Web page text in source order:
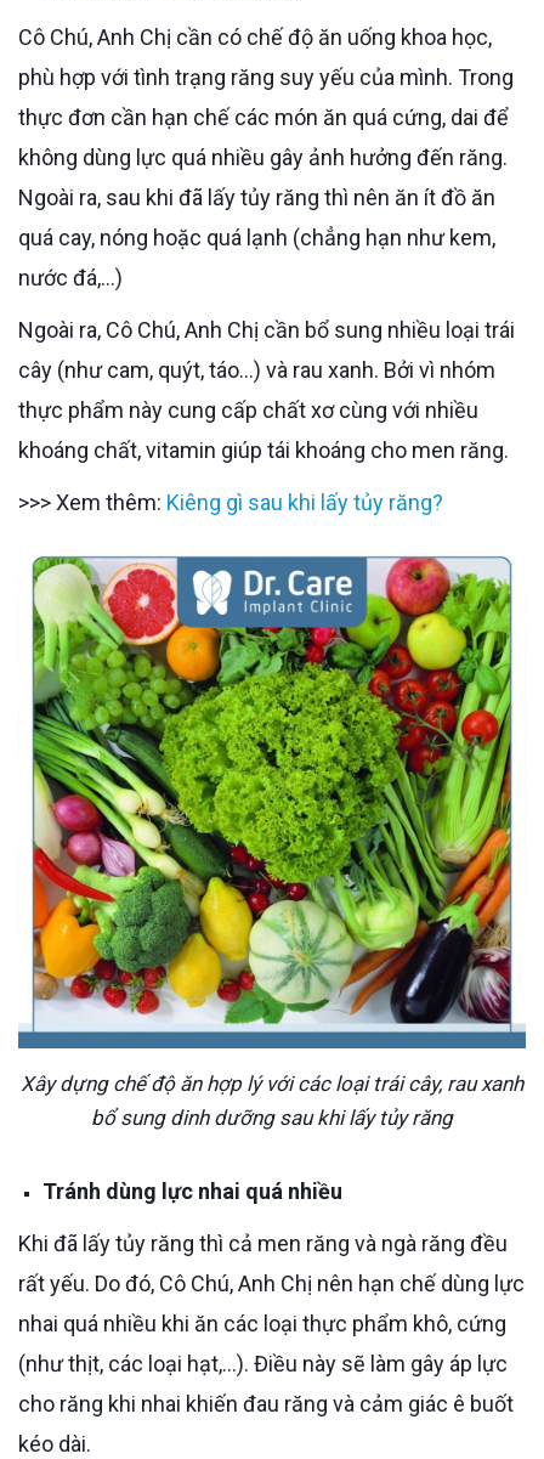
Cô Chú, Anh Chị cần có chế độ ăn uống khoa học,
phù hợp với tình trạng răng suy yếu của mình. Trong
thực đơn cần hạn chế các món ăn quá cứng, dai để
không dùng lực quá nhiều gây ảnh hưởng đến răng.
Ngoài ra, sau khi đã lấy tủy răng thì nên ăn ít đồ ăn
quá cay, nóng hoặc quá lạnh (chẳng hạn như kem,
nước đá,...)
Ngoài ra, Cô Chú, Anh Chị cần bổ sung nhiều loại trái
cây (như cam, quýt, táo…) và rau xanh. Bởi vì nhóm
thực phẩm này cung cấp chất xơ cùng với nhiều
khoáng chất, vitamin giúp tái khoáng cho men răng.
>>> Xem thêm: Kiêng gì sau khi lấy tủy răng?
Xây dựng chế độ ăn hợp lý với các loại trái cây, rau xanh
bổ sung dinh dưỡng sau khi lấy tủy răng
Tránh dùng lực nhai quá nhiều
Khi đã lấy tủy răng thì cả men răng và ngà răng đều
rất yếu. Do đó, Cô Chú, Anh Chị nên hạn chế dùng lực
nhai quá nhiều khi ăn các loại thực phẩm khô, cứng
(như thịt, các loại hạt,…). Điều này sẽ làm gây áp lực
cho răng khi nhai khiến đau răng và cảm giác ê buốt
kéo dài.